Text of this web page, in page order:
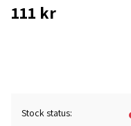
111 kr
Stock status